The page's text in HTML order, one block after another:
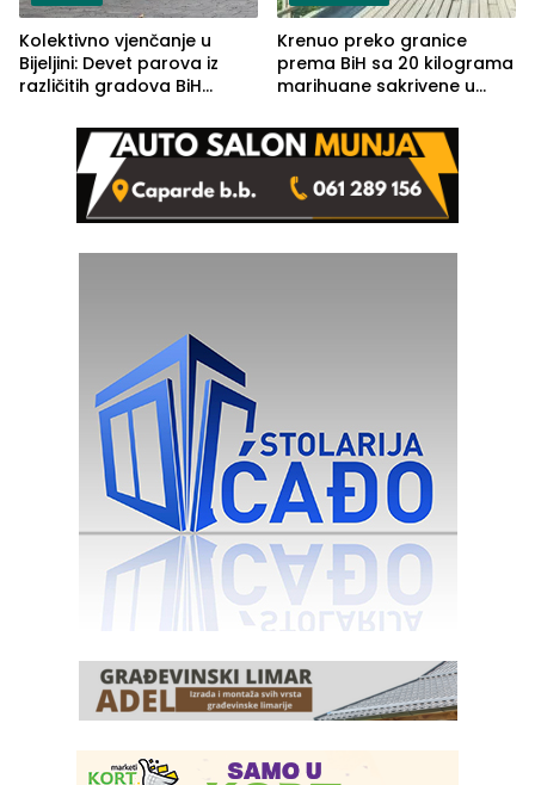
Kolektivno vjenčanje u
Bijeljini: Devet parova iz
različitih gradova BiH
Krenuo preko granice
prema BiH sa 20 kilograma
marihuane sakrivene u